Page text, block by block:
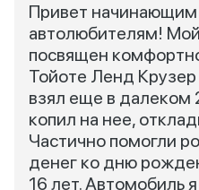
Привет
автолюбителям!
посвящен
Тойоте Ленд
взял еще в далеком
копил на нее,
Частично помогли
денег ко дню
16 лет. Автомобиль